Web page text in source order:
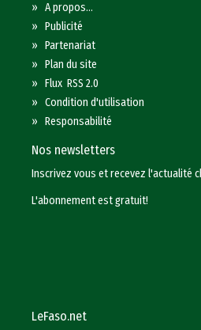
»A propos...
»Publicité
»Partenariat
»Plan du site
»Flux RSS 2.0
»Condition d'utilisation
»Responsabilité
Nos newsletters
Inscrivez vous et recevez l'actualité
L'abonnement est gratuit!
LeFaso.net